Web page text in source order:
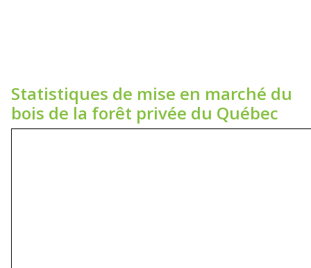
Statistiques de mise en marché du
bois de la forêt privée du Québec